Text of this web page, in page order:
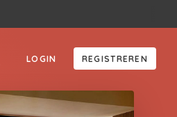
LOGIN REGISTREREN